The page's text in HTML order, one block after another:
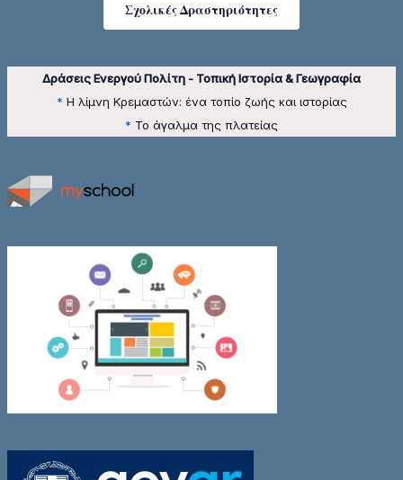
Σχολικές Δραστηριότητες
Δράσεις Ενεργού Πολίτη - Τοπική Ιστορία & Γεωγραφία
* Η λίμνη Κρεμαστών: ένα τοπίο ζωής και ιστορίας
* Το άγαλμα της πλατείας